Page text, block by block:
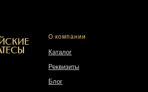
О компании
Каталог
Реквизиты
Блог